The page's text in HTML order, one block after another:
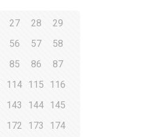
27 28
29
56 57
58
85 86
87
114 115
116
143 144 145
172 173
174